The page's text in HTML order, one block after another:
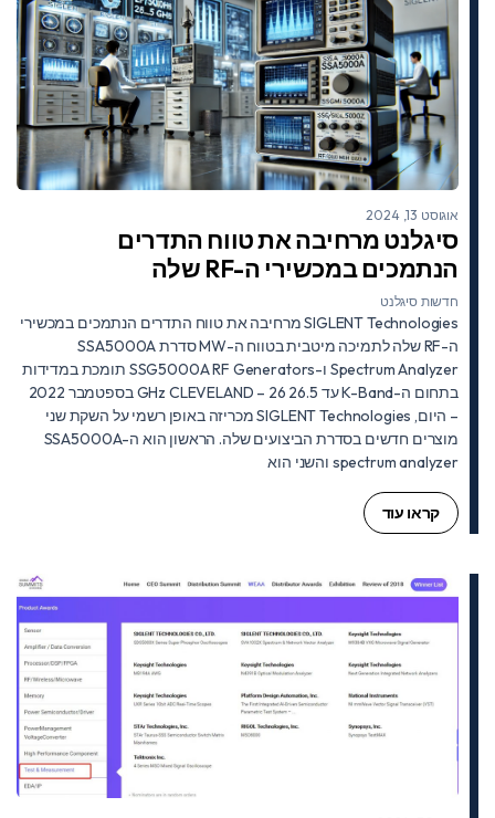
אוגוסט 13, 2024
סיגלנט מרחיבה את טווח התדרים
הנתמכים במכשירי ה-RF שלה
חדשות סיגלנט
SIGLENT Technologies מרחיבה את טווח התדרים הנתמכים במכשירי
ה-RF שלה לתמיכה מיטבית בטווח ה-MW סדרת SSA5000A
Spectrum Analyzer ו-SSG5000A RF Generators תומכת במדידות
בתחום ה-K-Band עד 26.5 GHz CLEVELAND – 26 בספטמבר 2022
– היום, SIGLENT Technologies מכריזה באופן רשמי על השקת שני
מוצרים חדשים בסדרת הביצועים שלה. הראשון הוא ה-SSA5000A
spectrum analyzer והשני הוא
קראו עוד